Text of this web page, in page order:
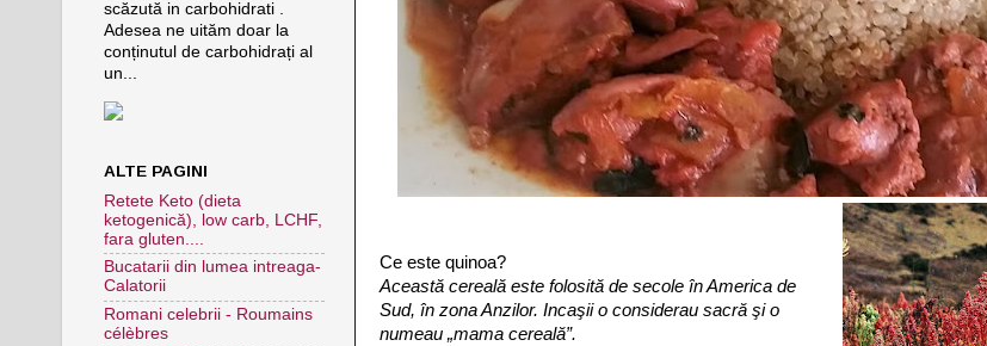
Ce este quinoa?
Această cereală este folosită de secole în America de
Sud, în zona Anzilor. Incaşii o considerau sacră şi o
numeau „mama cereală”.
scăzută in carbohidrati .
Adesea ne uităm doar la
conținutul de carbohidrați al
un...
ALTE PAGINI
Retete Keto (dieta
ketogenică), low carb, LCHF,
fara gluten....
Bucatarii din lumea intreaga-
Calatorii
Romani celebrii - Roumains
célèbres